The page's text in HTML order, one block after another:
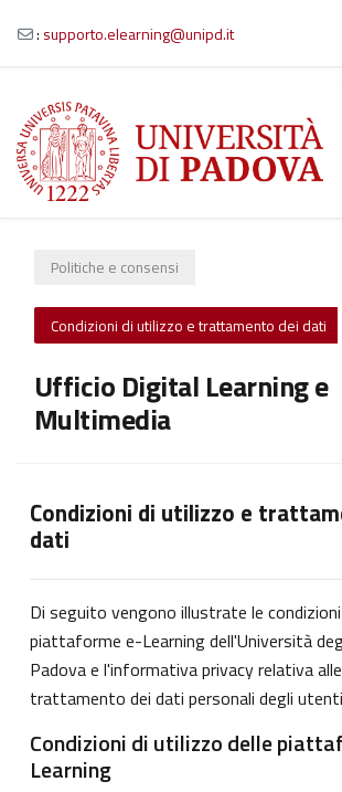
Vai al contenuto principale
: supporto.elearning@unipd.it
Politiche e consensi
Condizioni di utilizzo e trattamento dei dati
Ufficio Digital Learning e
Multimedia
Condizioni di utilizzo e
dati
Di seguito vengono illustrate le
piattaforme e-Learning dell'Università
Padova e l'informativa privacy relativa
trattamento dei dati personali degli
Condizioni di utilizzo delle
Learning